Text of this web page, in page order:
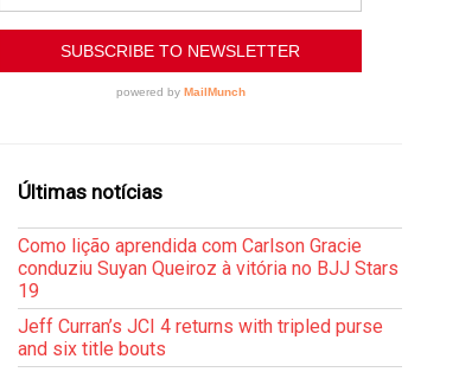
Últimas notícias
Como lição aprendida com Carlson Gracie
conduziu Suyan Queiroz à vitória no BJJ Stars
19
Jeff Curran’s JCI 4 returns with tripled purse
and six title bouts